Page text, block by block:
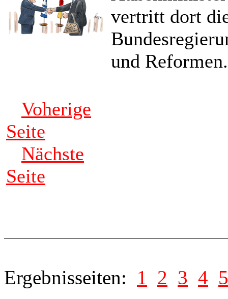
vertritt dort
und Reformen.
Voherige
Seite
Nächste
Seite
Ergebnisseiten: 1 2 3 4 5